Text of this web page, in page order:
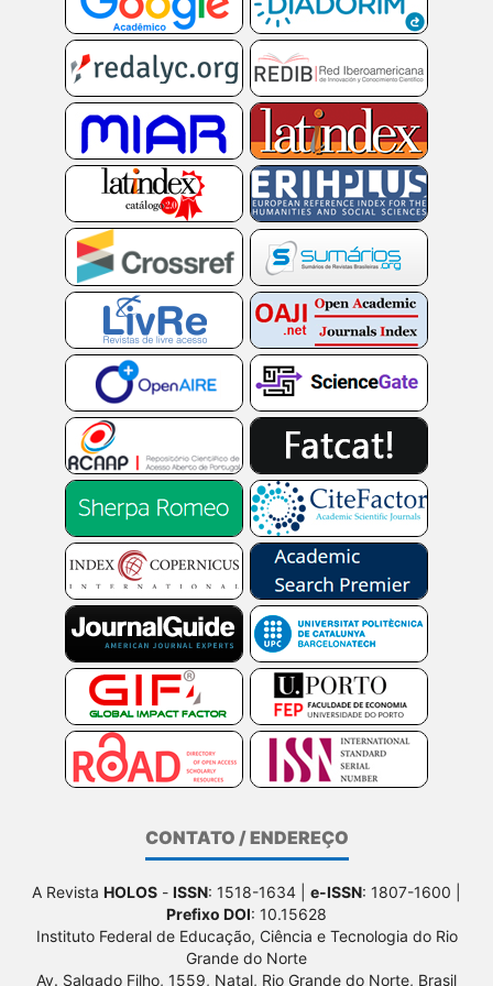
CONTATO / ENDEREÇO
A Revista HOLOS - ISSN: 1518-1634 | e-ISSN: 1807-1600 |
Prefixo DOI: 10.15628
Instituto Federal de Educação, Ciência e Tecnologia do Rio
Grande do Norte
Av. Salgado Filho, 1559, Natal, Rio Grande do Norte, Brasil